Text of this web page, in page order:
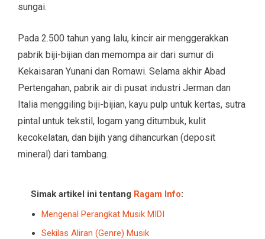
sungai.
Pada 2.500 tahun yang lalu, kincir air menggerakkan
pabrik biji-bijian dan memompa air dari sumur di
Kekaisaran Yunani dan Romawi. Selama akhir Abad
Pertengahan, pabrik air di pusat industri Jerman dan
Italia menggiling biji-bijian, kayu pulp untuk kertas, sutra
pintal untuk tekstil, logam yang ditumbuk, kulit
kecokelatan, dan bijih yang dihancurkan (deposit
mineral) dari tambang.
Simak artikel ini tentang Ragam Info:
Mengenal Perangkat Musik MIDI
Sekilas Aliran (Genre) Musik